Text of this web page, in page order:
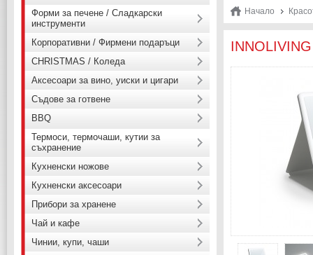
Начало
Форми за печене / Сладкарски
инструменти
Корпоративни / Фирмени подаръци
CHRISTMAS / Коледа
Аксесоари за вино, уиски и цигари
Съдове за готвене
BBQ
Термоси, термочаши, кутии за
съхранение
Кухненски ножове
Кухненски аксесоари
Прибори за хранене
Чай и кафе
Чинии, купи, чаши